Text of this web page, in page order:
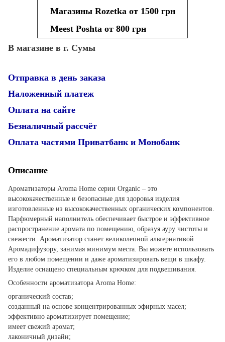
Магазины Rozetka от 1500 грн
Meest Poshta от 800 грн
В магазине в г. Сумы
Отправка в день заказа
Наложенный платеж
Оплата на сайте
Безналичный рассчёт
Оплата частями Приватбанк и Монобанк
Описание
Ароматизаторы Aroma Home серии Organic – это
высококачественные и безопасные для здоровья изделия
изготовленные из высококачественных органических компонентов.
Парфюмерный наполнитель обеспечивает быстрое и эффективное
распространение аромата по помещению, образуя ауру чистоты и
свежести. Ароматизатор станет великолепной альтернативой
Аромадифузору, занимая минимум места. Вы можете использовать
его в любом помещении и даже ароматизировать вещи в шкафу.
Изделие оснащено специальным крючком для подвешивания.
Особенности ароматизатора Aroma Home:
органический состав;
созданный на основе концентрированных эфирных масел;
эффективно ароматизирует помещение;
имеет свежий аромат;
лаконичный дизайн;